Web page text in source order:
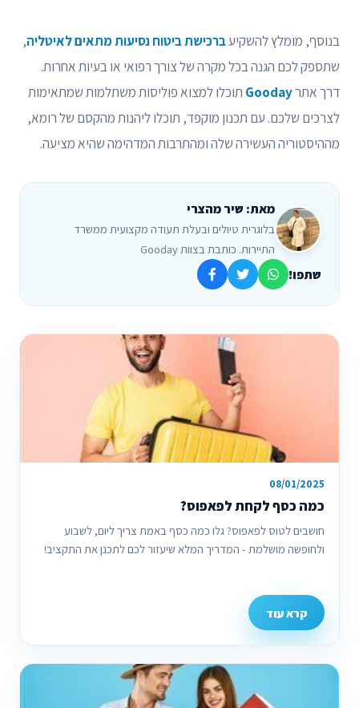
בנוסף, מומלץ להשקיעברכישת ביטוח נסיעות מתאים לאיטליה,
שתספק לכם הגנה בכל מקרה של צורך רפואי או בעיות אחרות.
דרך אתרGooday תוכלו למצוא פוליסות משתלמות שמתאימות
לצרכים שלכם. עם תכנון מוקפד, תוכלו ליהנות מהקסם של רומא,
מההיסטוריה העשירה שלה ומהתרבות המדהימה שהיא מציעה.
מאת: שיר מהצרי
בלוגרית טיולים ובעלת תעודה מקצועית ממשרד
התיירות. כותבת בצוות Gooday
שתפו!
08/01/2025
כמה כסף לקחת לפאפוס?
חושבים לטוס לפאפוס? גלו כמה כסף באמת צריך ליום, לשבוע
ולחופשה מושלמת - המדריך המלא שיעזור לכם לתכנן את התקציב!
קרא עוד